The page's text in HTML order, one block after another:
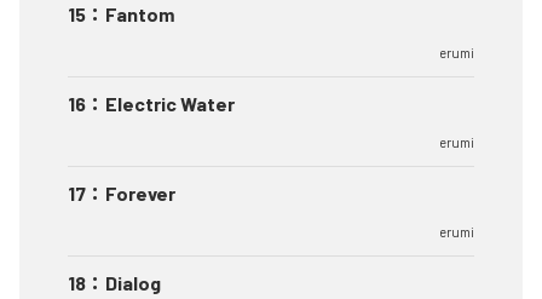
15 ： Fantom
erumi
16 ： Electric Water
erumi
17 ： Forever
erumi
18 ： Dialog